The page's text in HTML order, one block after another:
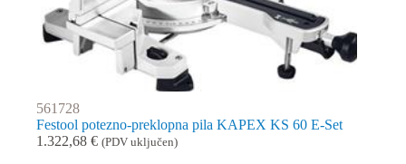
561728
Festool potezno-preklopna pila KAPEX KS 60 E-Set
1.322,68 € (PDV uključen)